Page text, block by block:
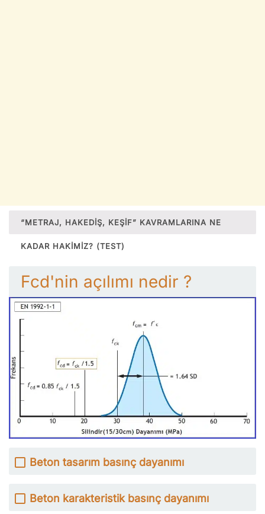
“METRAJ, HAKEDIŞ, KEŞIF” KAVRAMLARINA NE
KADAR HAKIMIZ? (TEST)
Fcd'nin açılımı nedir ?
Beton tasarım basınç dayanımı
Beton karakteristik basınç dayanımı